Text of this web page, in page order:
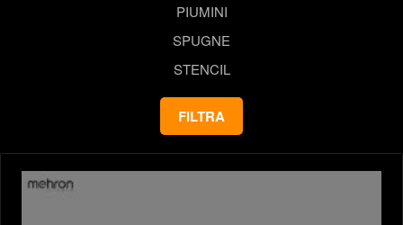
PIUMINI
SPUGNE
STENCIL
FILTRA